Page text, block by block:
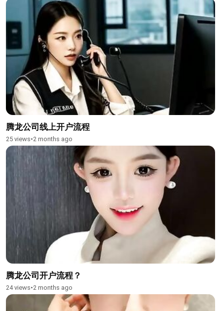
腾龙公司线上开户流程
25 views•2 months ago
腾龙公司开户流程？
24 views•2 months ago